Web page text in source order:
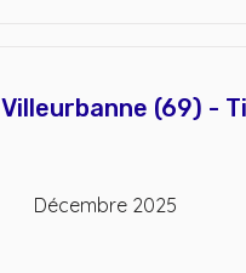
Villeurbanne (69) -
Décembre 2025